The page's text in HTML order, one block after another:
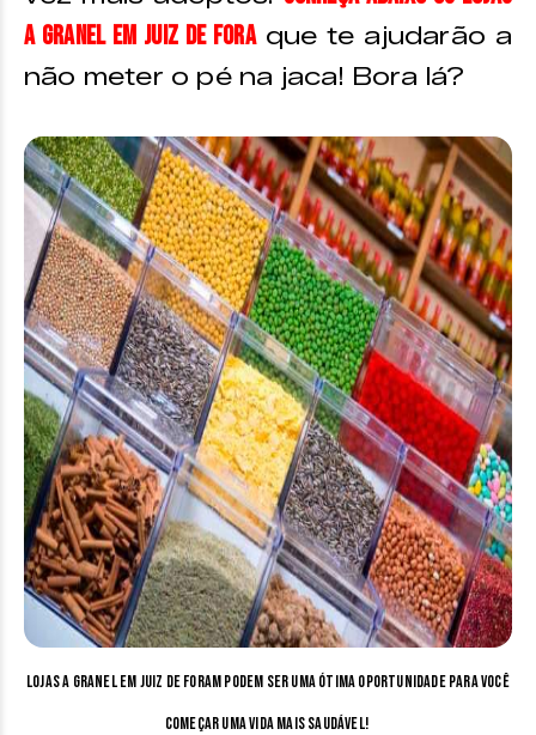
a granel em Juiz de Foraque te ajudarão a
não meter o pé na jaca! Bora lá?
Lojas a granel em Juiz de Foram podem ser uma ótima oportunidade para você
começar uma vida mais saudável!